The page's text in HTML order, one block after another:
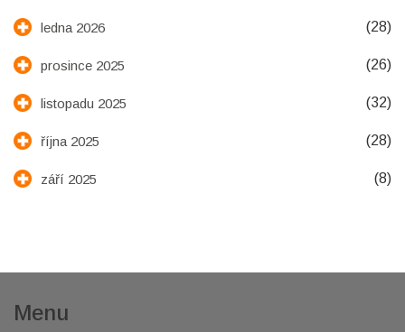
ledna 2026 (28)
prosince 2025 (26)
listopadu 2025 (32)
října 2025 (28)
září 2025 (8)
Menu